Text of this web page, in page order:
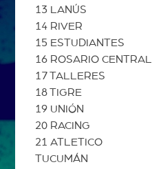
13 LANÚS
14 RIVER
15 ESTUDIANTES
16 ROSARIO CENTRAL
17 TALLERES
18 TIGRE
19 UNIÓN
20 RACING
21 ATLETICO
TUCUMÁN